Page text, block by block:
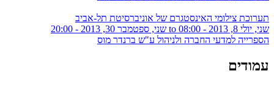
תערוכת צילומי האינסטגרם של אוניברסיטת תל-אביב
שני, יולי 8, 2013 - 08:00
שני, ספטמבר 30, 2013 - 20:00
הספרייה למדעי החברה ולניהול ע"ש ברנדר מוס
עמודים